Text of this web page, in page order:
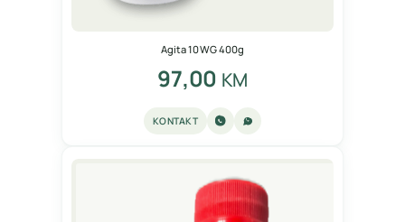
Agita 10 WG 400g
97,00 KM
KONTAKT